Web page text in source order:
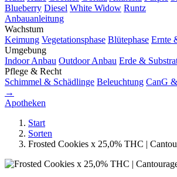
Blueberry Diesel White Widow Runtz
Anbauanleitung
Wachstum
Keimung Vegetationsphase Blütephase Ernte
Umgebung
Indoor Anbau Outdoor Anbau Erde &
Pflege & Recht
Schimmel & Schädlinge Beleuchtung CanG
→
Apotheken
Start
Sorten
Frosted Cookies x 25,0% THC |